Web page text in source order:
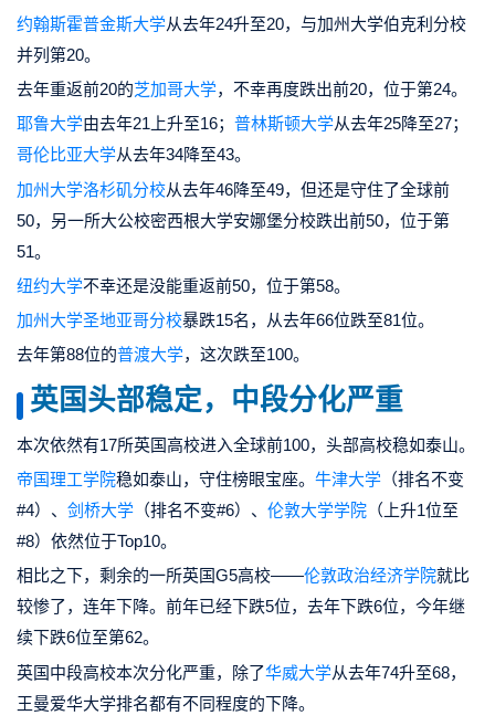
约翰斯霍普金斯大学从去年24升至20，与加州大学伯克利分校
并列第20。
去年重返前20的芝加哥大学，不幸再度跌出前20，位于第24。
耶鲁大学由去年21上升至16； 普林斯顿大学从去年25降至27；
哥伦比亚大学从去年34降至43。
加州大学洛杉矶分校从去年46降至49，但还是守住了全球前
50，另一所大公校密西根大学安娜堡分校跌出前50，位于第
51。
纽约大学不幸还是没能重返前50，位于第58。
加州大学圣地亚哥分校暴跌15名，从去年66位跌至81位。
去年第88位的普渡大学，这次跌至100。
英国头部稳定，中段分化严重
本次依然有17所英国高校进入全球前100，头部高校稳如泰山。
帝国理工学院稳如泰山，守住榜眼宝座。 牛津大学 （排名不变
#4）、 剑桥大学 （排名不变#6）、 伦敦大学学院 （上升1位至
#8）依然位于Top10。
相比之下，剩余的一所英国G5高校——伦敦政治经济学院就比
较惨了，连年下降。前年已经下跌5位，去年下跌6位， 今年继
续下跌6位至第62。
英国中段高校本次分化严重，除了华威大学从去年74升至68，
王曼爱华大学排名都有不同程度的下降。